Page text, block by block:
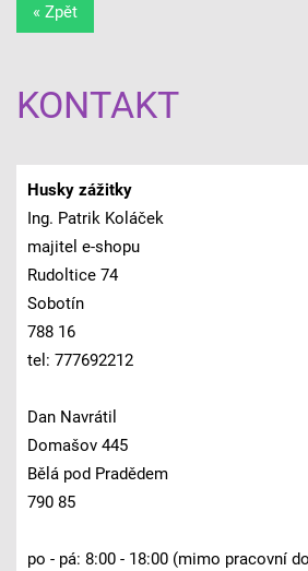
« Zpět
KONTAKT
Husky zážitky
Ing. Patrik Koláček
majitel e-shopu
Rudoltice 74
Sobotín
788 16
tel: 777692212
Dan Navrátil
Domašov 445
Bělá pod Pradědem
790 85
po - pá: 8:00 - 18:00 (mimo pracovní